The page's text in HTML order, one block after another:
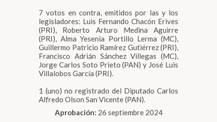
7 votos en contra, emitidos por las y los
legisladores: Luis Fernando Chacón Erives
(PRI), Roberto Arturo Medina Aguirre
(PRI), Alma Yesenia Portillo Lerma (MC),
Guillermo Patricio Ramírez Gutiérrez (PRI),
Francisco Adrián Sánchez Villegas (MC),
Jorge Carlos Soto Prieto (PAN) y José Luis
Villalobos García (PRI).
1 (uno) no registrado del Diputado Carlos
Alfredo Olson San Vicente (PAN).
Aprobación: 26 septiembre 2024